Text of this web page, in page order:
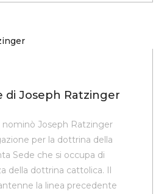
di Joseph Ratzinger
nominò Joseph Ratzinger
per la dottrina della
Sede che si occupa di
della dottrina cattolica. Il
la linea precedente